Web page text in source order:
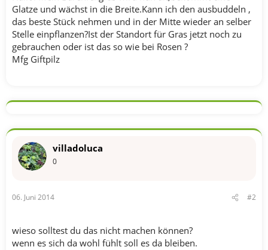
Glatze und wächst in die Breite.Kann ich den ausbuddeln ,
das beste Stück nehmen und in der Mitte wieder an selber
Stelle einpflanzen?Ist der Standort für Gras jetzt noch zu
gebrauchen oder ist das so wie bei Rosen ?
Mfg Giftpilz
villadoluca
0
06. Juni 2014 #2
wieso solltest du das nicht machen können?
wenn es sich da wohl fühlt soll es da bleiben.